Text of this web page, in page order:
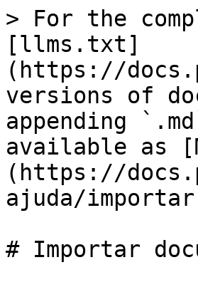
> For the
[llms.txt]
(https://
versions of
appending
available as
(https://
ajuda/
# Importar